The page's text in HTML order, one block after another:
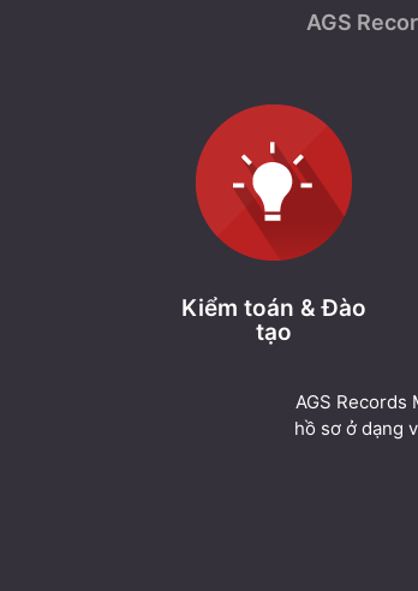
AGS
Kiểm toán & Đào
tạo
AGS Records
hồ sơ ở dạng